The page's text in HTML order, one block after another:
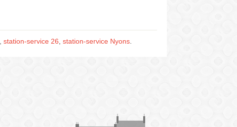
station-service 26 station-service Nyons